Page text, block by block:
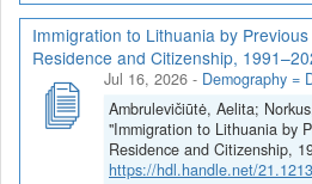
Immigration to Lithuania by
Residence and Citizenship,
Jul 16, 2026 - Demography =
Ambrulevičiūtė, Aelita;
"Immigration to Lithuania by
Residence and Citizenship,
https://hdl.handle.net/